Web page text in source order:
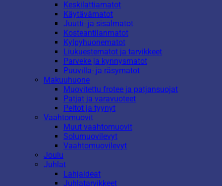
Keskilattiamatot
Käytävämatot
Juutti- ja sisalmatot
Kosteantilanmatot
Kylpyhuonematot
Liukuestematot ja tarvikkeet
Parveke ja kynnysmatot
Puuvilla- ja räsymatot
Makuuhuone
Muovitettu frotee ja patjansuojat
Patjat ja varavuoteet
Peitot ja tyynyt
Vaahtomuovit
Muut vaahtomuovit
Solumuovilevyt
Vaahtomuovilevyt
Joulu
Juhlat
Lahjaideat
Juhlatarvikkeet